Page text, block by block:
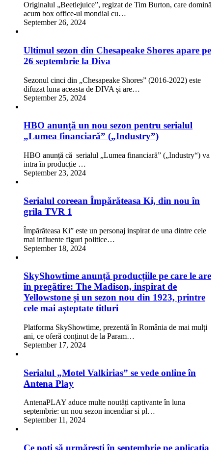
Originalul „Beetlejuice”, regizat de Tim Burton, care domină
acum box office-ul mondial cu…
September 26, 2024
Ultimul sezon din Chesapeake Shores apare pe
26 septembrie la Diva
Sezonul cinci din „Chesapeake Shores” (2016-2022) este
difuzat luna aceasta de DIVA și are…
September 25, 2024
HBO anunță un nou sezon pentru serialul
„Lumea financiară” („Industry”)
HBO anunță că serialul „Lumea financiară” („Industry“) va
intra în producție …
September 23, 2024
Serialul coreean Împărăteasa Ki, din nou în
grila TVR 1
Împărăteasa Ki” este un personaj inspirat de una dintre cele
mai influente figuri politice…
September 18, 2024
SkyShowtime anunță producțiile pe care le are
în pregătire: The Madison, inspirat de
Yellowstone și un sezon nou din 1923, printre
cele mai așteptate titluri
Platforma SkyShowtime, prezentă în România de mai mulți
ani, ce oferă conținut de la Param…
September 17, 2024
Serialul „Motel Valkirias” se vede online în
Antena Play
AntenaPLAY aduce multe noutăți captivante în luna
septembrie: un nou sezon incendiar si pl…
September 11, 2024
Ce poți să urmărești în septembrie pe aplicația